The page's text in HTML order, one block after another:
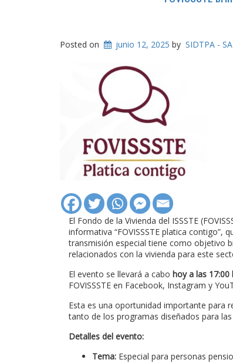
Posted on junio 12, 2025 by SIDTPA -
El Fondo de la Vivienda del ISSSTE
informativa “FOVISSSTE platica contigo”,
transmisión especial tiene como objetivo
relacionados con la vivienda para este
El evento se llevará a cabo hoy a las 17:00
FOVISSSTE en Facebook, Instagram y
Esta es una oportunidad importante para
tanto de los programas diseñados para
Detalles del evento:
Tema: Especial para personas